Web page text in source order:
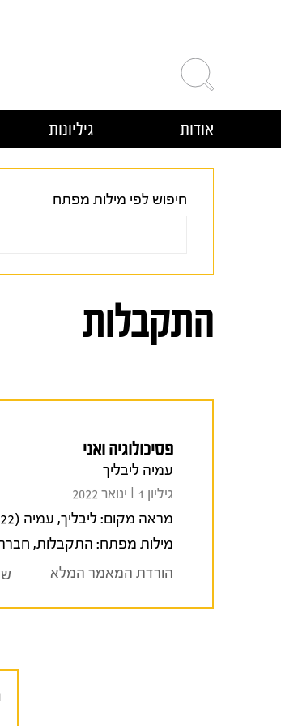
אודות גיליונות
חיפוש לפי מילות מפתח
התקבלות
פסיכולוגיה ואני
עמיה ליבליך
גיליון 1 I ינואר 2022
מראה מקום:ליבליך, עמיה (2022). פסיכולוגיה ואני.
מילות מפתח: התקבלות,
הורדת המאמר המלא